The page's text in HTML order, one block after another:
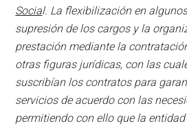
Social. La flexibilización en
supresión de los cargos y la
prestación mediante la
otras figuras jurídicas, con las
suscribían los contratos para
servicios de acuerdo con las
permitiendo con ello que la